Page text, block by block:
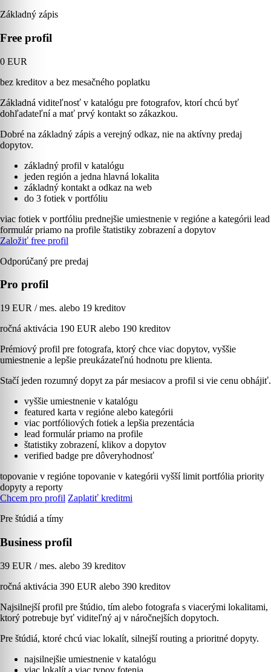
Základný zápis
Free profil
0 EUR
bez kreditov a bez mesačného poplatku
Základná viditeľnosť v katalógu pre fotografov, ktorí chcú byť
dohľadateľní a mať prvý kontakt so zákazkou.
Dobré na základný zápis a verejný odkaz, nie na aktívny predaj
dopytov.
základný profil v katalógu
jeden región a jedna hlavná lokalita
základný kontakt a odkaz na web
do 3 fotiek v portfóliu
viac fotiek v portfóliu prednejšie umiestnenie v regióne a kategórii lead
formulár priamo na profile štatistiky zobrazení a dopytov
Založiť free profil
Odporúčaný pre predaj
Pro profil
19 EUR / mes. alebo 19 kreditov
ročná aktivácia 190 EUR alebo 190 kreditov
Prémiový profil pre fotografa, ktorý chce viac dopytov, vyššie
umiestnenie a lepšie preukázateľnú hodnotu pre klienta.
Stačí jeden rozumný dopyt za pár mesiacov a profil si vie cenu obhájiť.
vyššie umiestnenie v katalógu
featured karta v regióne alebo kategórii
viac portfóliových fotiek a lepšia prezentácia
lead formulár priamo na profile
štatistiky zobrazení, klikov a dopytov
verified badge pre dôveryhodnosť
topovanie v regióne topovanie v kategórii vyšší limit portfólia priority
dopyty a reporty
Chcem pro profil Zaplatiť kreditmi
Pre štúdiá a tímy
Business profil
39 EUR / mes. alebo 39 kreditov
ročná aktivácia 390 EUR alebo 390 kreditov
Najsilnejší profil pre štúdio, tím alebo fotografa s viacerými lokalitami,
ktorý potrebuje byť viditeľný aj v náročnejších dopytoch.
Pre štúdiá, ktoré chcú viac lokalít, silnejší routing a prioritné dopyty.
najsilnejšie umiestnenie v katalógu
viac lokalít a viac typov fotenia